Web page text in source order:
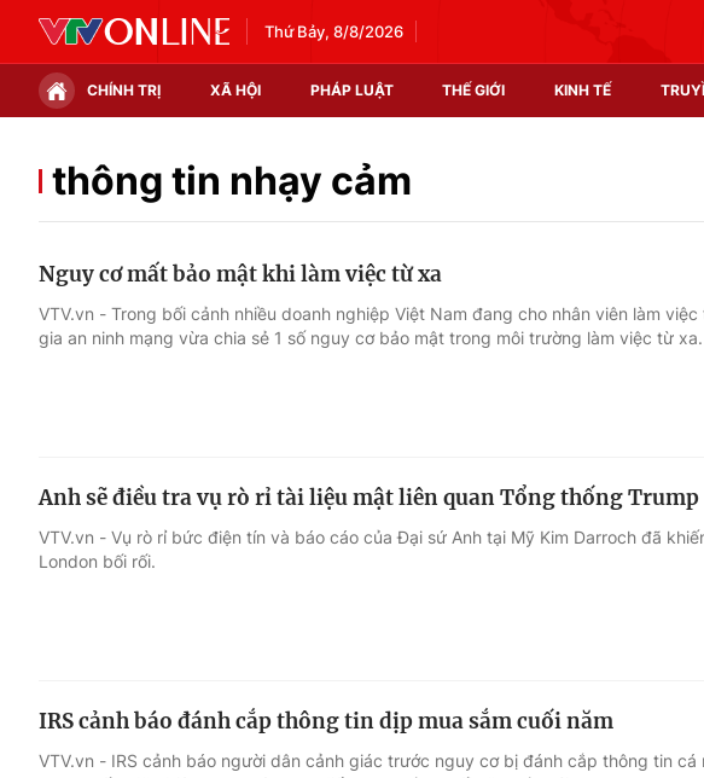
Thứ Bảy, 8/8/2026
CHÍNH TRỊ XÃ HỘI PHÁP LUẬT THẾ GIỚI KINH TẾ
Chính trị Xã hội
Thế giới đó đây
Thị trường
Hậu
Điện ảnh
Âm nhạc
Du lịch
Làm đẹp
Học
thông tin nhạy cảm
Nguy cơ mất bảo mật khi làm việc từ xa
VTV.vn - Trong bối cảnh nhiều doanh nghiệp Việt Nam đang cho nhân viên làm
gia an ninh mạng vừa chia sẻ 1 số nguy cơ bảo mật trong môi trường làm việc từ xa.
Anh sẽ điều tra vụ rò rỉ tài liệu mật liên quan Tổng thống Trump
VTV.vn - Vụ rò rỉ bức điện tín và báo cáo của Đại sứ Anh tại Mỹ Kim Darroch đã
London bối rối.
IRS cảnh báo đánh cắp thông tin dịp mua sắm cuối năm
VTV.vn - IRS cảnh báo người dân cảnh giác trước nguy cơ bị đánh cắp thông tin cá